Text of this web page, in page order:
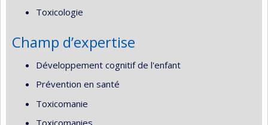
Toxicologie
Champ d’expertise
Développement cognitif de l'enfant
Prévention en santé
Toxicomanie